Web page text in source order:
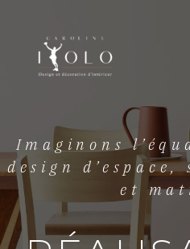
Imaginons
design
et